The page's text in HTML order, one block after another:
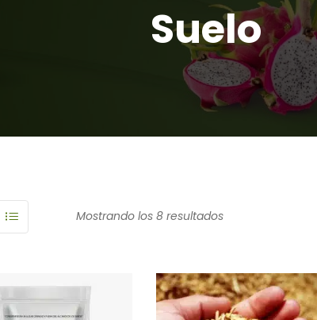
Suelo
Mostrando los 8 resultados